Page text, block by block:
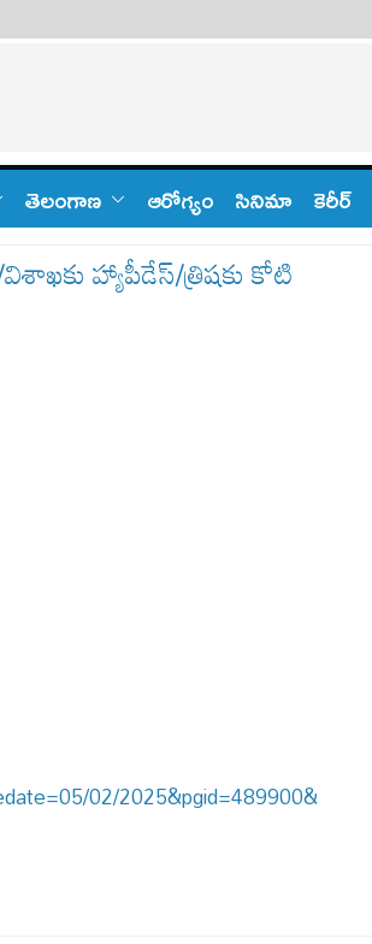
తెలంగాణ‌ ఆరోగ్యం సినిమా కెరీర్
హ్యాపీడేస్/త్రిషకు కోటి
02/2025&pgid=489900&